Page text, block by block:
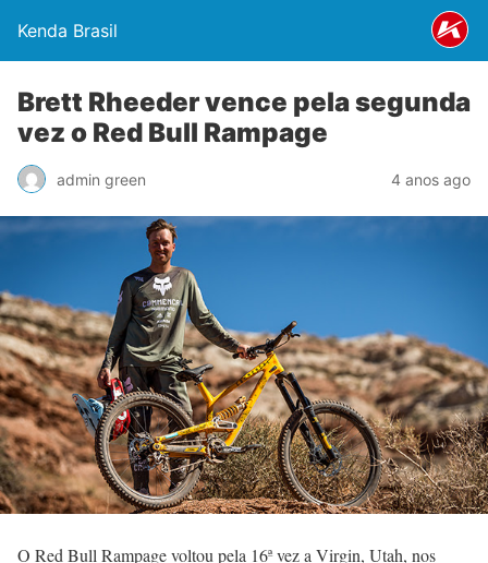
Kenda Brasil
Brett Rheeder vence pela segunda
vez o Red Bull Rampage
admin green 4 anos ago
O Red Bull Rampage voltou pela 16ª vez a Virgin, Utah, nos